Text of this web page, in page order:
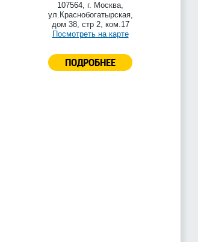
107564, г. Москва,
ул.Краснобогатырская,
дом 38, стр 2, ком.17
Посмотреть на карте
ПОДРОБНЕЕ